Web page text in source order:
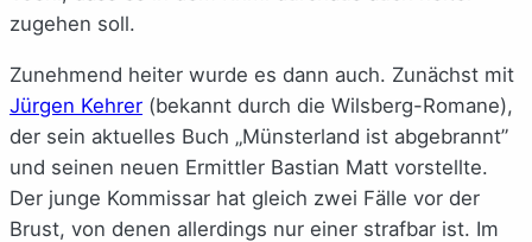
zugehen soll.
Zunehmend heiter wurde es dann auch. Zunächst mit
Jürgen Kehrer (bekannt durch die Wilsberg-Romane),
der sein aktuelles Buch „Münsterland ist abgebrannt”
und seinen neuen Ermittler Bastian Matt vorstellte.
Der junge Kommissar hat gleich zwei Fälle vor der
Brust, von denen allerdings nur einer strafbar ist. Im